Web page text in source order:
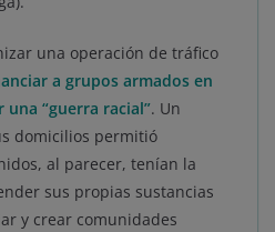
una operación de tráfico
a grupos armados en
“guerra racial”. Un
domicilios permitió
al parecer, tenían la
sus propias sustancias
y crear comunidades